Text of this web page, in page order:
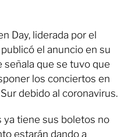
Day, liderada por el
el anuncio en su
señala que se tuvo que
los conciertos en
debido al coronavirus.
ya tiene sus boletos no
estarán dando a